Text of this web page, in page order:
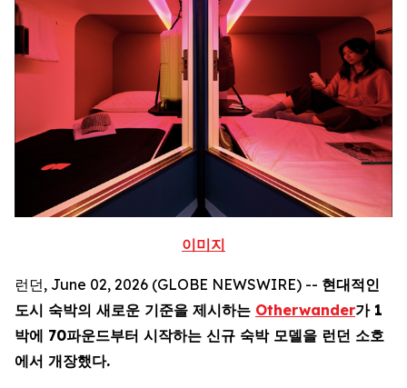
이미지
런던, June 02, 2026 (GLOBE NEWSWIRE) -- 현대적인
도시 숙박의 새로운 기준을 제시하는 Otherwander가 1
박에 70파운드부터 시작하는 신규 숙박 모델을 런던 소호
에서 개장했다.